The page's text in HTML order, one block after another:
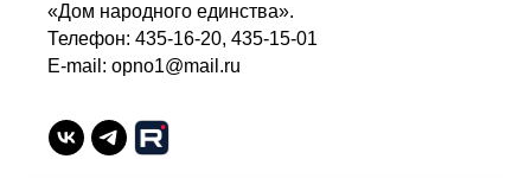
«Дом народного единства».
Телефон: 435-16-20, 435-15-01
E-mail: opno1@mail.ru